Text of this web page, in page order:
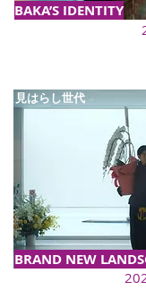
BAKA’S IDENTITY
BRAND NEW
見はらし世代